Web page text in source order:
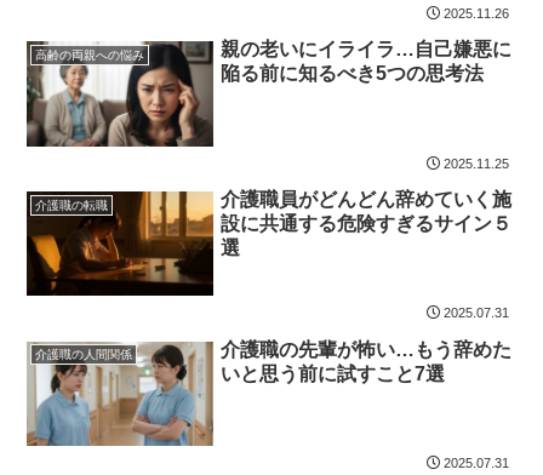
2025.11.26
高齢の両親への悩み
親の老いにイライラ…自己嫌悪に
陥る前に知るべき5つの思考法
2025.11.25
介護職の転職
介護職員がどんどん辞めていく施
設に共通する危険すぎるサイン５
選
2025.07.31
介護職の人間関係
介護職の先輩が怖い…もう辞めた
いと思う前に試すこと7選
2025.07.31